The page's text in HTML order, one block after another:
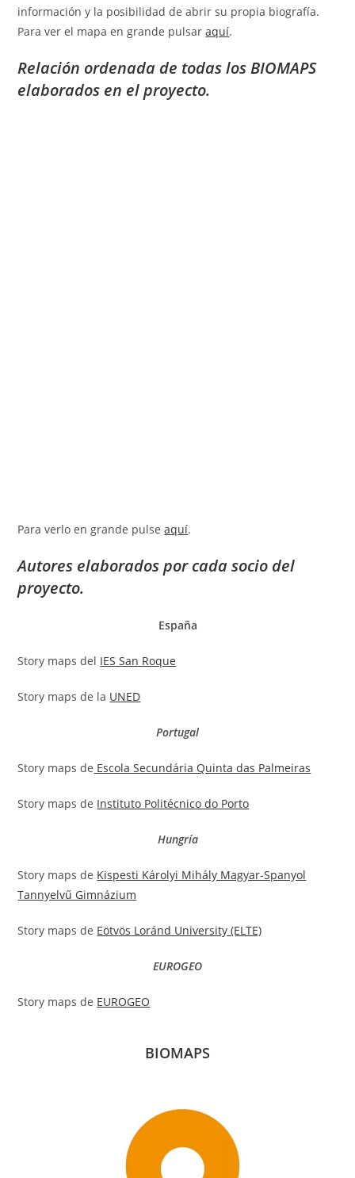
información y la posibilidad de abrir su propia biografía.
Para ver el mapa en grande pulsaraquí.
Relación ordenada de todas los BIOMAPS
elaborados en el proyecto.
Para verlo en grande pulseaquí.
Autores elaborados por cada socio del
proyecto.
España
Story maps del IES San Roque
Story maps de la UNED
Portugal
Story maps de Escola Secundária Quinta das Palmeiras
Story maps de Instituto Politécnico do Porto
Hungría
Story maps de Kispesti Károlyi Mihály Magyar-Spanyol
Tannyelvű Gimnázium
Story maps de Eötvös Loránd University (ELTE)
EUROGEO
Story maps de EUROGEO
BIOMAPS